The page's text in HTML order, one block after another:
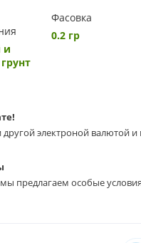
и
Фасовка
0.2 гр
другой электроной валютой
предлагаем особые